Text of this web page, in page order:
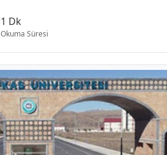
1 Dk
Okuma Süresi